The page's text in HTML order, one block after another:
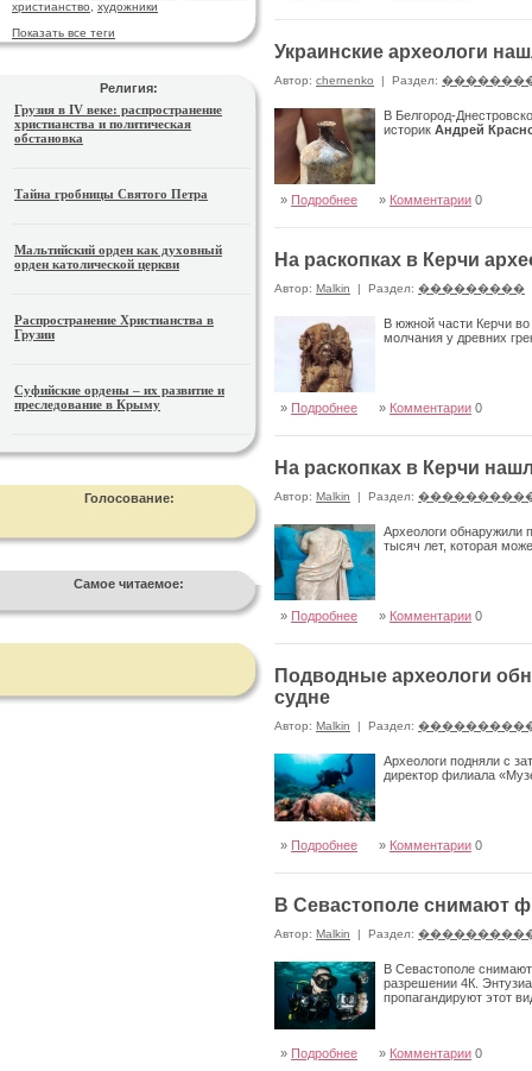
христианство
художники
Показать все теги
Религия:
Грузия в IV веке: распространение
христианства и политическая
обстановка
Тайна гробницы Святого Петра
Мальтийский орден как духовный
орден католической церкви
Распространение Христианства в
Грузии
Суфийские ордены – их развитие и
преследование в Крыму
Голосование:
Самое читаемое:
Украинские археологи
Автор: chernenko | Раздел:
В Белгород-
историк Андрей
» Подробнее » Комментарии 0
На раскопках в Керчи
Автор: Malkin | Раздел: ���������
В южной части Керчи во
молчания у древних
» Подробнее » Комментарии 0
На раскопках в Керчи
Автор: Malkin | Раздел:
Археологи обнаружили
тысяч лет, которая
» Подробнее » Комментарии 0
Подводные археологи
судне
Автор: Malkin | Раздел:
Археологи подняли с
директор филиала
» Подробнее » Комментарии 0
В Севастополе снимают
Автор: Malkin | Раздел:
В Севастополе
разрешении 4К.
пропагандируют этот
» Подробнее » Комментарии 0